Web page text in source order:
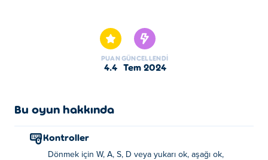
lokomotifle başlayın ve aldığınız her yolcuyla treninizin
daha da uzamasını izleyin. Kavşakları dikkatlice seçin,
daha fazla yolcu toplamak için doğru dönüşleri yapın ve
kullanın. Kendinizi gerçek Tren Ustası olarak kanıtlayabilir
Train Master nasıl oynanır?
PUAN
4.4
GÜNCELLENDI
Tem 2024
Bu oyun hakkında
Kontroller
Dönmek için W, A, S, D veya yukarı ok, aşağı ok,